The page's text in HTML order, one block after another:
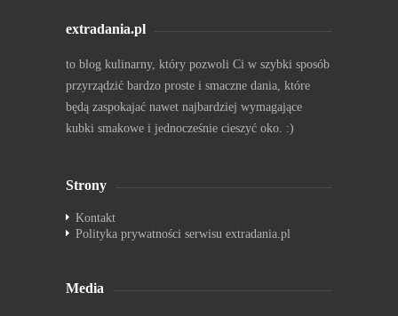
extradania.pl
to blog kulinarny, który pozwoli Ci w szybki sposób
przyrządzić bardzo proste i smaczne dania, które
będą zaspokajać nawet najbardziej wymagające
kubki smakowe i jednocześnie cieszyć oko. :)
Strony
Kontakt
Polityka prywatności serwisu extradania.pl
Media